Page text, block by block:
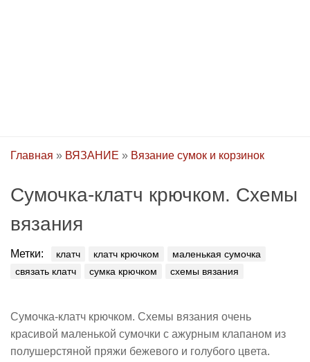
Главная » ВЯЗАНИЕ » Вязание сумок и корзинок
Сумочка-клатч крючком. Схемы
вязания
Метки: клатч клатч крючком
маленькая сумочка
связать клатч
сумка крючком схемы вязания
Сумочка-клатч крючком. Схемы вязания очень
красивой маленькой сумочки с ажурным клапаном из
полушерстяной пряжи бежевого и голубого цвета.